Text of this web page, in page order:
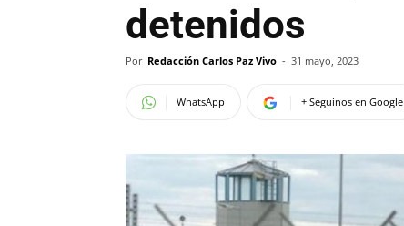
detenidos
Por Redacción Carlos Paz Vivo - 31 mayo, 2023
WhatsApp + Seguinos en Google